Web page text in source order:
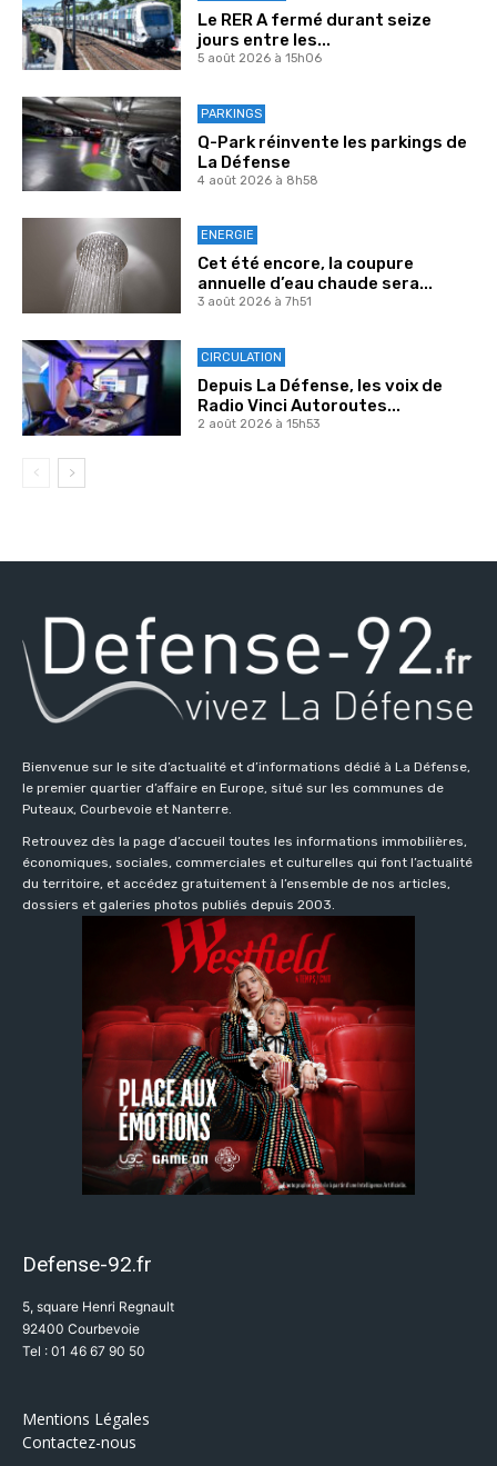
Le RER A fermé durant seize
jours entre les...
5 août 2026 à 15h06
PARKINGS
Q-Park réinvente les parkings de
La Défense
4 août 2026 à 8h58
ENERGIE
Cet été encore, la coupure
annuelle d’eau chaude sera...
3 août 2026 à 7h51
CIRCULATION
Depuis La Défense, les voix de
Radio Vinci Autoroutes...
2 août 2026 à 15h53
Bienvenue sur le site d’actualité et d’informations dédié à La Défense,
le premier quartier d’affaire en Europe, situé sur les communes de
Puteaux, Courbevoie et Nanterre.
Retrouvez dès la page d’accueil toutes les informations immobilières,
économiques, sociales, commerciales et culturelles qui font l’actualité
du territoire, et accédez gratuitement à l’ensemble de nos articles,
dossiers et galeries photos publiés depuis 2003.
Defense-92.fr
5, square Henri Regnault
92400 Courbevoie
Tel : 01 46 67 90 50
Mentions Légales
Contactez-nous